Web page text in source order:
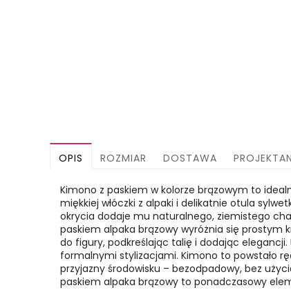
OPIS ROZMIAR DOSTAWA
Kimono z paskiem w kolorze brązowym to
miękkiej włóczki z alpaki i delikatnie otula
okrycia dodaje mu naturalnego, ziemistego
paskiem alpaka brązowy wyróżnia się prostym
do figury, podkreślając talię i dodając elegancji.
formalnymi stylizacjami. Kimono to powstało
przyjazny środowisku – bezodpadowy, bez
paskiem alpaka brązowy to ponadczasowy